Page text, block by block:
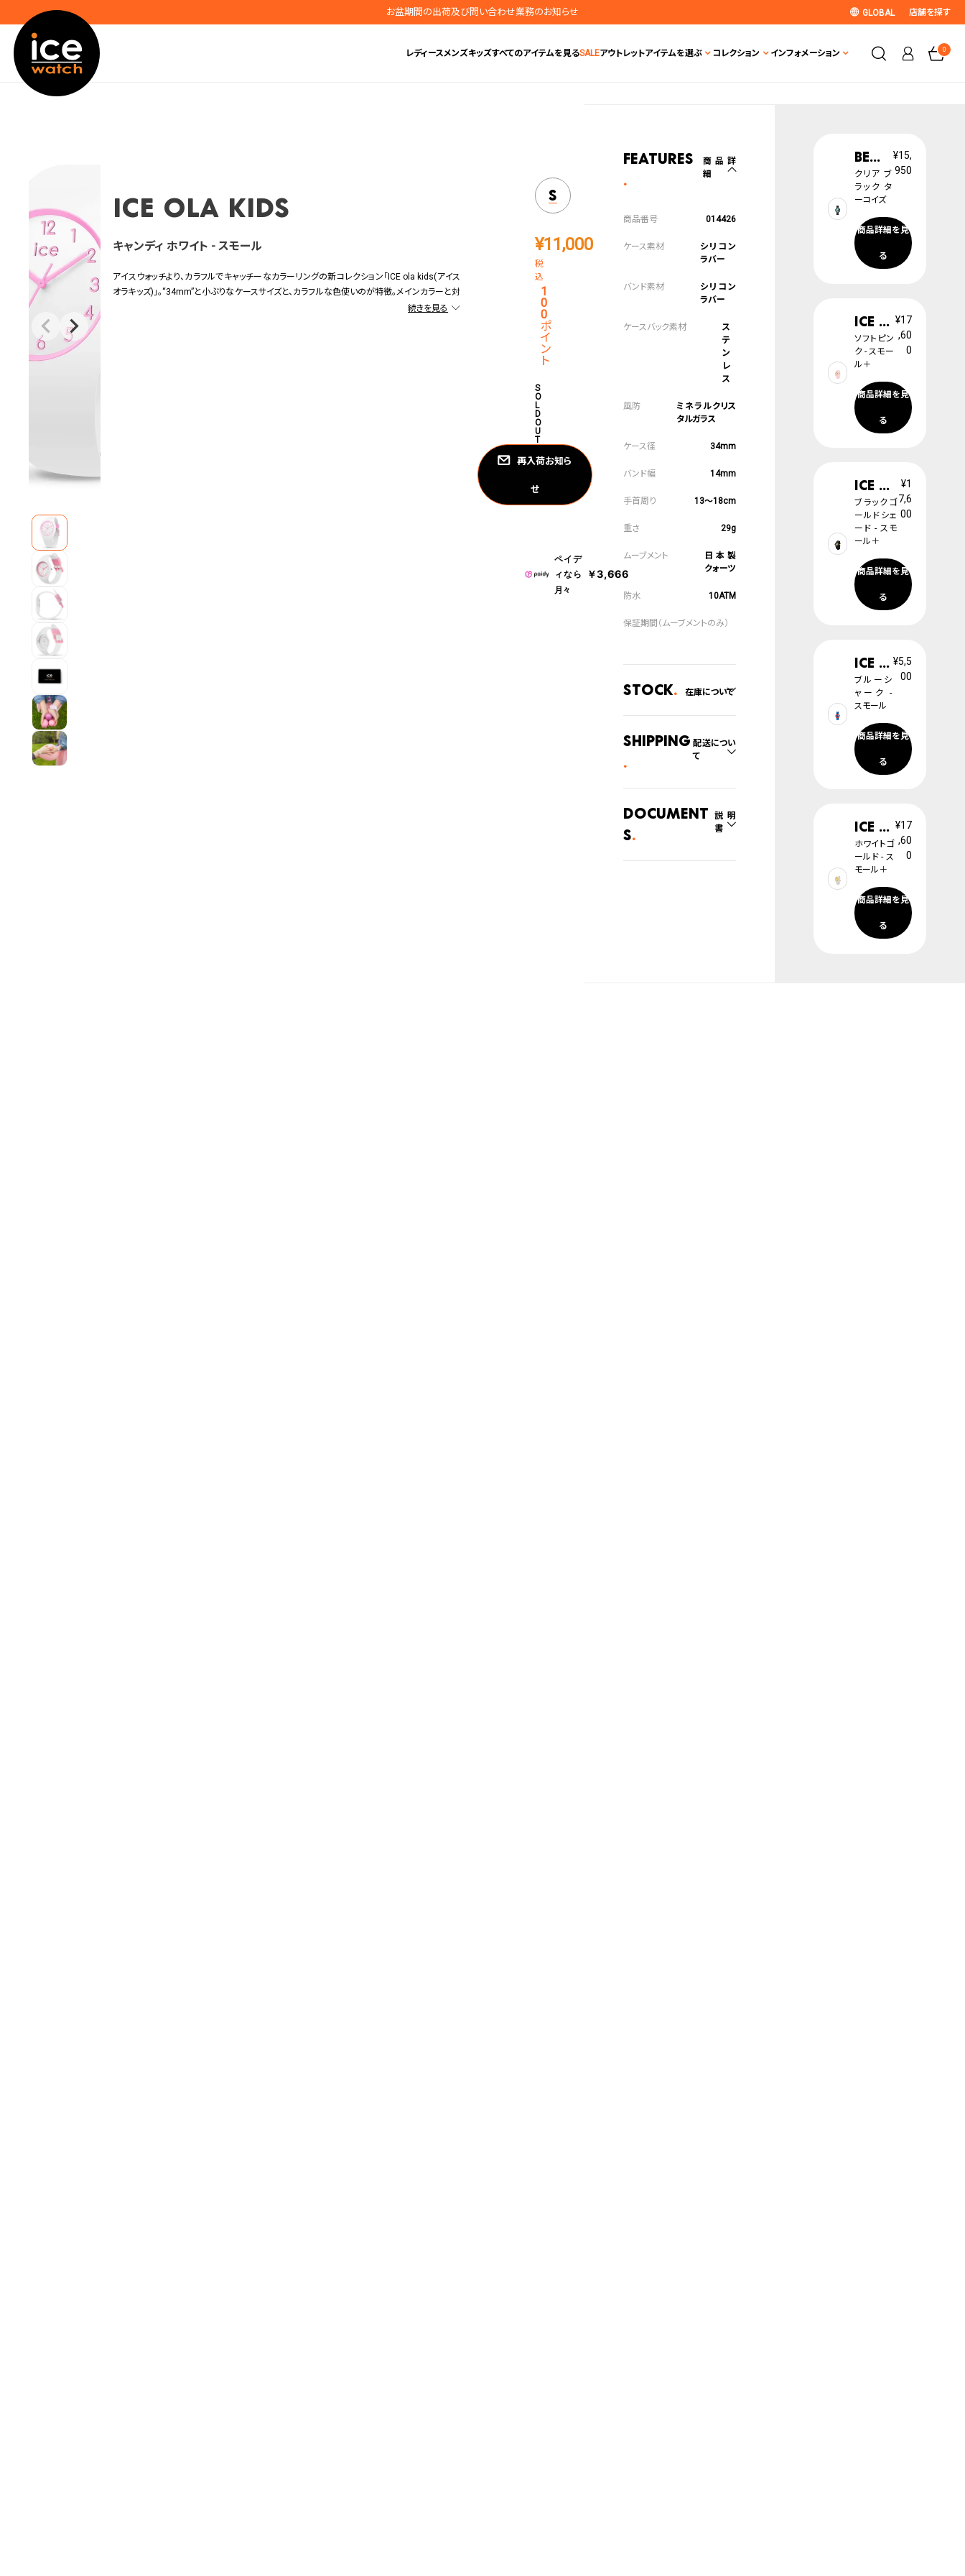
お盆期間の出荷及び問い合わせ業務のお知らせ
レディースメンズキッズすべてのアイテムを見るSALEアウトレットアイテムを選ぶ コレクション インフォメーション
店舗を探す
GLOBAL
0
ICE ola kids
キャンディ ホワイト - スモール
アイスウォッチより、カラフルでキャッチーなカラーリングの新コレクション「ICE ola kids(アイス
オラキッズ)」。“34mm”と小ぶりなケースサイズと、カラフルな色使いのが特徴。メインカラーと対
照的なカラーをデザインに採用することで、ヘルシーさを感じながらもより明るくダイナミックな
S
¥11,000
税
込
1
0
0
ポ
イ
ン
ト
S
O
L
D
O
U
T
再入荷お知ら
せ
ペイデ
ィなら
月々
￥3,666
Features
商品詳
細
014426
シリコン
ラバー
シリコン
ラバー
ス
テ
ン
レ
ス
ミネラルクリス
タルガラス
34mm
14mm
13～18cm
29g
日本製
クォーツ
10ATM
Stock 在庫について
ているため、在庫切れの場合
がございます。
在庫切れの場合、キャンセルを
Shipping 配送につい
て
庫状況により異なり、
・弊社物流センターからの発送
発送
Document
s
説明
書
BEWATCH
クリア ブ
ラック タ
ーコイズ
¥15,
950
商品詳細を見
る
ICE champagne
ソフトピン
ク - スモー
ル＋
¥17
,60
0
商品詳細を見
る
ICE champagne
ブラックゴ
ールドシェ
ード - スモ
ール＋
¥1
7,6
00
商品詳細を見
る
ICE learning
ブルーシ
ャーク -
スモール
¥5,5
00
商品詳細を見
る
ICE champagne
ホワイトゴ
ールド - ス
モール＋
¥17
,60
0
商品詳細を見
る